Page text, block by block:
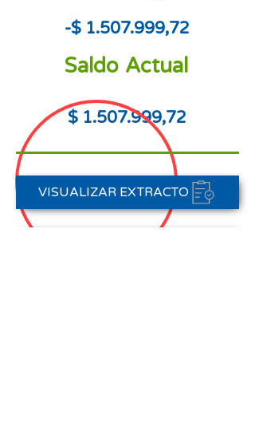
-$ 1.507.999,72
Saldo Actual
$ 1.507.999,72
VISUALIZAR EXTRACTO